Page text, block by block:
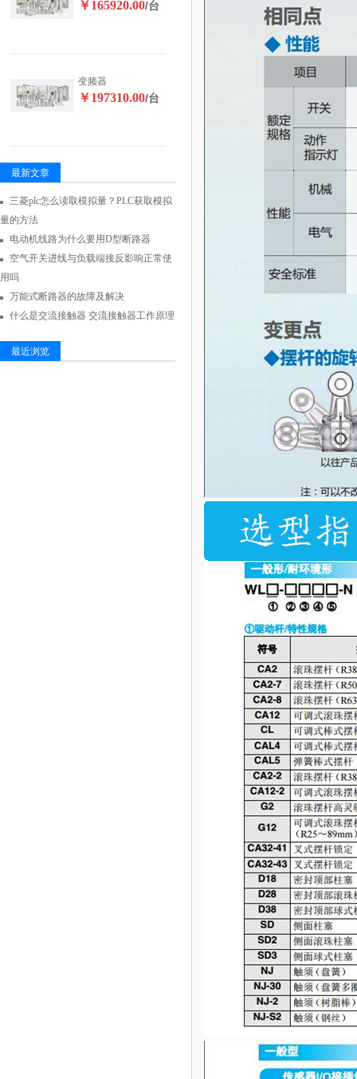
￥165920.00/台
变频器
￥197310.00/台
最新文章
三菱plc怎么读取模拟量？PLC获取模拟
量的方法
电动机线路为什么要用D型断路器
空气开关进线与负载端接反影响正常使
用吗
万能式断路器的故障及解决
什么是交流接触器 交流接触器工作原理
最近浏览